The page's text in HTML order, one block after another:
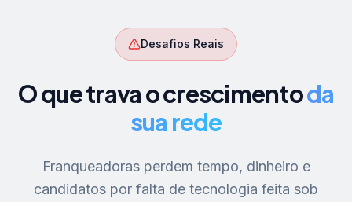
Desafios Reais
O que trava o crescimentoda
sua rede
Franqueadoras perdem tempo, dinheiro e
candidatos por falta de tecnologia feita sob